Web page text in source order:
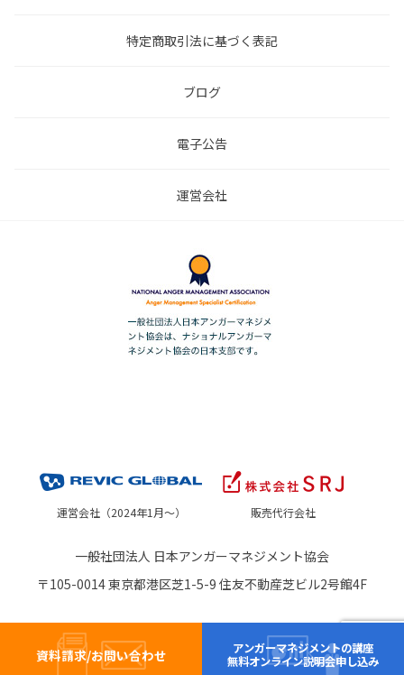
特定商取引法に基づく表記
ブログ
電子公告
運営会社
資料請求/お問い合わせ
アンガーマネジメントの講座
無料オンライン説明会申し込み